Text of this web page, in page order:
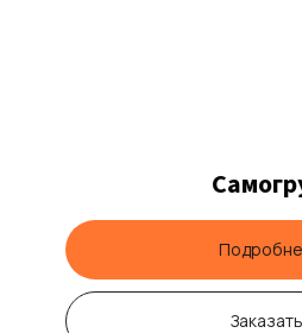
Заказать